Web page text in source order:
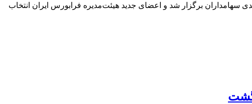
سالیانه فرابورس ایران برای سال مالی منتهی به ۲۹ اسفندماه ۱۴۰۴ امروز بیستم تیرماه با مشارکت ۷۰ درصدی سهامداران برگزار شد و اعضای جدید هیئت‌مدیره فرابورس ایران انتخاب